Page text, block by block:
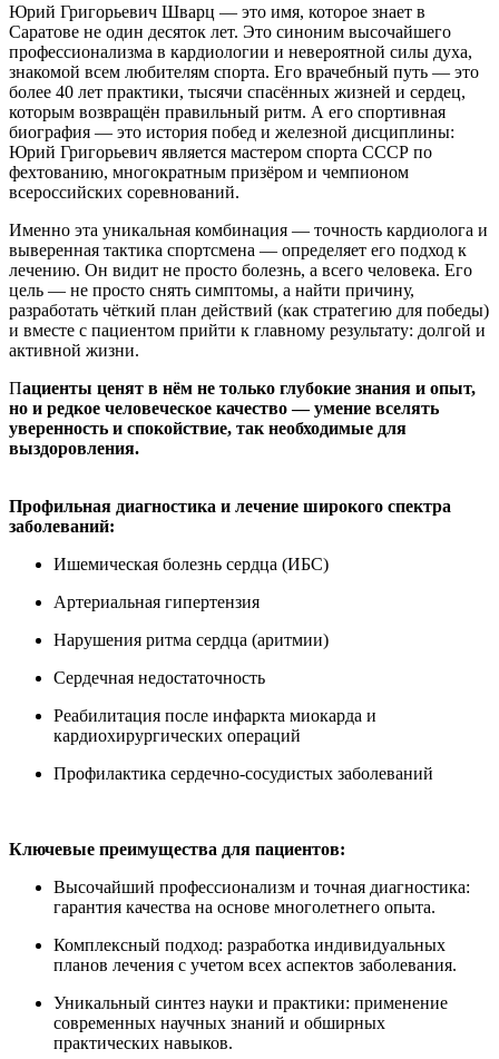
Юрий Григорьевич Шварц — это имя, которое знает в
Саратове не один десяток лет. Это синоним высочайшего
профессионализма в кардиологии и невероятной силы духа,
знакомой всем любителям спорта. Его врачебный путь — это
более 40 лет практики, тысячи спасённых жизней и сердец,
которым возвращён правильный ритм. А его спортивная
биография — это история побед и железной дисциплины:
Юрий Григорьевич является мастером спорта СССР по
фехтованию, многократным призёром и чемпионом
всероссийских соревнований.
Именно эта уникальная комбинация — точность кардиолога и
выверенная тактика спортсмена — определяет его подход к
лечению. Он видит не просто болезнь, а всего человека. Его
цель — не просто снять симптомы, а найти причину,
разработать чёткий план действий (как стратегию для победы)
и вместе с пациентом прийти к главному результату: долгой и
активной жизни.
Пациенты ценят в нём не только глубокие знания и опыт,
но и редкое человеческое качество — умение вселять
уверенность и спокойствие, так необходимые для
выздоровления.
Профильная диагностика и лечение широкого спектра
заболеваний:
Ишемическая болезнь сердца (ИБС)
Артериальная гипертензия
Нарушения ритма сердца (аритмии)
Сердечная недостаточность
Реабилитация после инфаркта миокарда и
кардиохирургических операций
Профилактика сердечно-сосудистых заболеваний
Ключевые преимущества для пациентов:
Высочайший профессионализм и точная диагностика:
гарантия качества на основе многолетнего опыта.
Комплексный подход: разработка индивидуальных
планов лечения с учетом всех аспектов заболевания.
Уникальный синтез науки и практики: применение
современных научных знаний и обширных
практических навыков.